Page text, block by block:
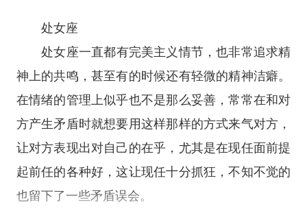
处女座
处女座一直都有完美主义情节，也非常追求精
神上的共鸣，甚至有的时候还有轻微的精神洁癖。
在情绪的管理上似乎也不是那么妥善，常常在和对
方产生矛盾时就想要用这样那样的方式来气对方，
让对方表现出对自己的在乎，尤其是在现任面前提
起前任的各种好，这让现任十分抓狂，不知不觉的
也留下了一些矛盾误会。